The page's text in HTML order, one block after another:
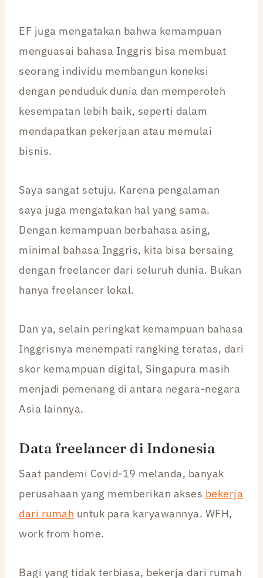
EF juga mengatakan bahwa kemampuan
menguasai bahasa Inggris bisa membuat
seorang individu membangun koneksi
dengan penduduk dunia dan memperoleh
kesempatan lebih baik, seperti dalam
mendapatkan pekerjaan atau memulai
bisnis.
Saya sangat setuju. Karena pengalaman
saya juga mengatakan hal yang sama.
Dengan kemampuan berbahasa asing,
minimal bahasa Inggris, kita bisa bersaing
dengan freelancer dari seluruh dunia. Bukan
hanya freelancer lokal.
Dan ya, selain peringkat kemampuan bahasa
Inggrisnya menempati rangking teratas, dari
skor kemampuan digital, Singapura masih
menjadi pemenang di antara negara-negara
Asia lainnya.
Data freelancer di Indonesia
Saat pandemi Covid-19 melanda, banyak
perusahaan yang memberikan akses bekerja
dari rumah untuk para karyawannya. WFH,
work from home.
Bagi yang tidak terbiasa, bekerja dari rumah